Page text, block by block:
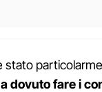
stato
dovuto fare i